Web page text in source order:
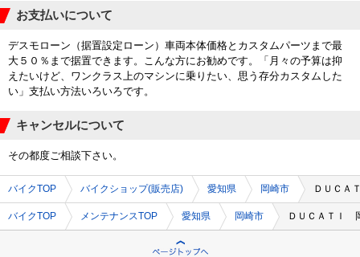
お支払いについて
デスモローン（据置設定ローン）車両本体価格とカスタムパーツまで最
大５０％まで据置できます。こんな方にお勧めです。「月々の予算は抑
えたいけど、ワンクラス上のマシンに乗りたい、思う存分カスタムした
い」支払い方法いろいろです。
キャンセルについて
その都度ご相談下さい。
バイクTOP バイクショップ(販売店) 愛知県 岡崎市 ＤＵＣＡ
バイクTOP メンテナンスTOP 愛知県 岡崎市 ＤＵＣＡＴＩ